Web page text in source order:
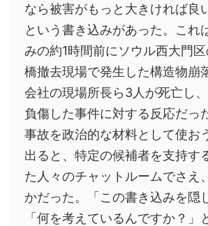
なら被害がもっと大きければ良
という書き込みがあった。これ
みの約1時間前にソウル西大門
橋撤去現場で発生した構造物崩
会社の現場所長ら3人が死亡し
負傷した事件に対する反応だっ
事故を政治的な材料として使お
出ると、特定の候補者を支持す
た人々のチャットルームでさえ
かだった。「この書き込みを隠
「何を考えているんですか？」